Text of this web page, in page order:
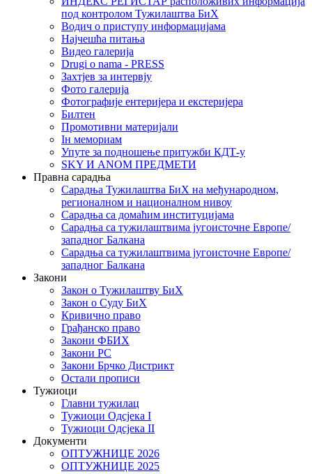
под контролом Тужилаштва БиХ
Водич о приступу информацијама
Најчешћа питања
Видео галерија
Drugi o nama - PRESS
Захтјев за интервју
Фото галерија
Фотографије ентеријера и екстеријера
Билтен
Промотивни материјали
Iн мемориам
Упуте за подношење притужби КДТ-у
SKY И ANOM ПРЕДМЕТИ
Правна сарадња
Сарадња Тужилаштва БиХ на међународном,
регионалном и националном нивоу
Сарадња са домаћим институцијама
Сарадња са тужилаштвима југоисточне Европе/
западног Балкана
Сарадња са тужилаштвима југоисточне Европе/
западног Балкана
Закони
Закон о Тужилаштву БиХ
Закон о Суду БиХ
Кривично право
Грађанско право
Закони ФБИХ
Закони РС
Закони Брчко Дистрикт
Остали прописи
Тужиоци
Главни тужилац
Тужиоци Oдсјекa I
Тужиоци Oдсјекa II
Документи
ОПТУЖНИЦЕ 2026
ОПТУЖНИЦЕ 2025